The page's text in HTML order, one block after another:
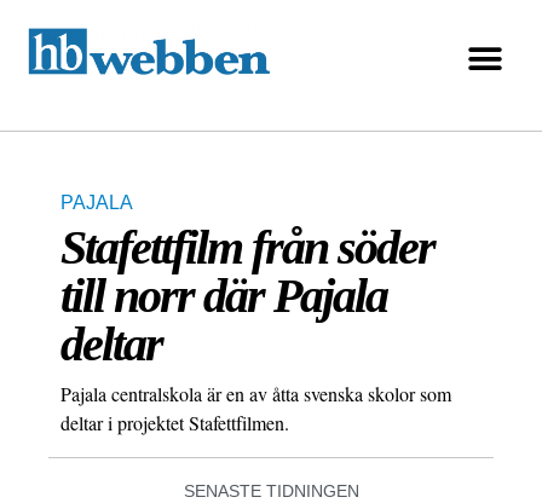
PAJALA
Stafettfilm från söder
till norr där Pajala
deltar
Pajala centralskola är en av åtta svenska skolor som
deltar i projektet Stafettfilmen.
SENASTE TIDNINGEN